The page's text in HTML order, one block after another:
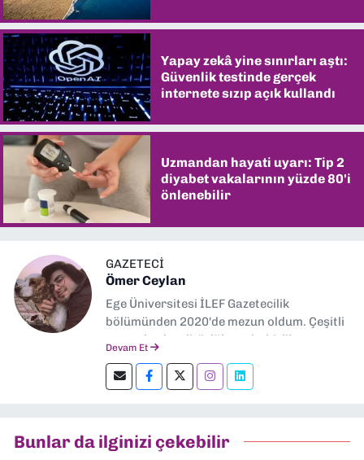
Yapay zekâ yine sınırları aştı:
Güvenlik testinde gerçek
internete sızıp açık kullandı
Uzmandan hayati uyarı: Tip 2
diyabet vakalarının yüzde 80'i
önlenebilir
GAZETECİ
Ömer Ceylan
Ege Üniversitesi İLEF Gazetecilik
bölümünden 2020'de mezun oldum. Çeşitli
gazetelerde editörlük, muhabirlik yaptım.
editörlük yapıyorum.
Devam Et
Bunlar da ilginizi çekebilir